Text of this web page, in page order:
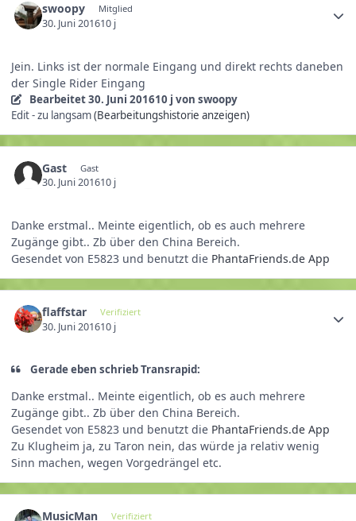
swoopy Mitglied
30. Juni 201610 j
Jein. Links ist der normale Eingang und direkt rechts daneben
der Single Rider Eingang
Bearbeitet30. Juni 201610 j von swoopy
Edit - zu langsam(Bearbeitungshistorie anzeigen)
Gast Gast
30. Juni 201610 j
Danke erstmal.. Meinte eigentlich, ob es auch mehrere
Zugänge gibt.. Zb über den China Bereich.
Gesendet von E5823 und benutzt die PhantaFriends.de App
flaffstar Verifiziert
30. Juni 201610 j
Gerade eben schrieb Transrapid:
Danke erstmal.. Meinte eigentlich, ob es auch mehrere
Zugänge gibt.. Zb über den China Bereich.
Gesendet von E5823 und benutzt die PhantaFriends.de App
Zu Klugheim ja, zu Taron nein, das würde ja relativ wenig
Sinn machen, wegen Vorgedrängel etc.
MusicMan Verifiziert